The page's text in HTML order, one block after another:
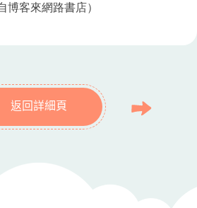
博客來網路書店）
返回詳細頁